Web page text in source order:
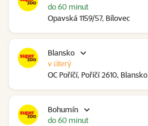
Opavská 1159/57, Bílovec
do 60 minut
Blansko
OC Poříčí, Poříčí 2610, Blansko
v úterý
Bohumín
do 60 minut